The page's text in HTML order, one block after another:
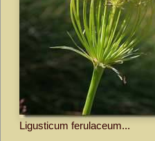
Ligusticum ferulaceum...